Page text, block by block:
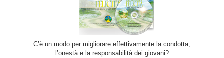
C’è un modo per migliorare effettivamente la condotta,
l’onestà e la responsabilità dei giovani?